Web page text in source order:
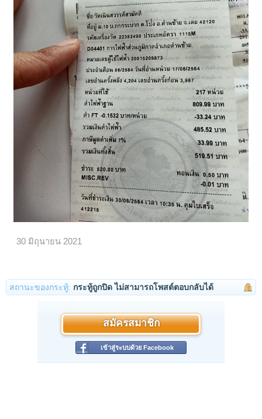
30 มิถุนายน 2021
สถานะของกระทู้: กระทู้ถูกปิด ไม่สามารถโพสต์ตอบกลับได้
สมัครสมาชิก
เข้าสู่ระบบด้วย Facebook